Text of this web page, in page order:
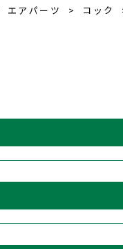
エアパーツ コック